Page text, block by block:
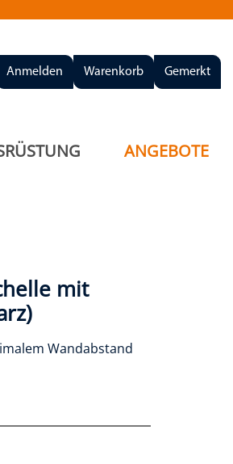
Anmelden Warenkorb Gemerkt
ANGEBOTE
mit
Wandabstand